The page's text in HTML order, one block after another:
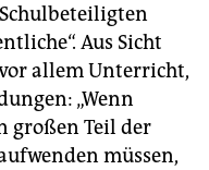
Aus Sicht
allem Unterricht,
„Wenn
großen Teil der
müssen,